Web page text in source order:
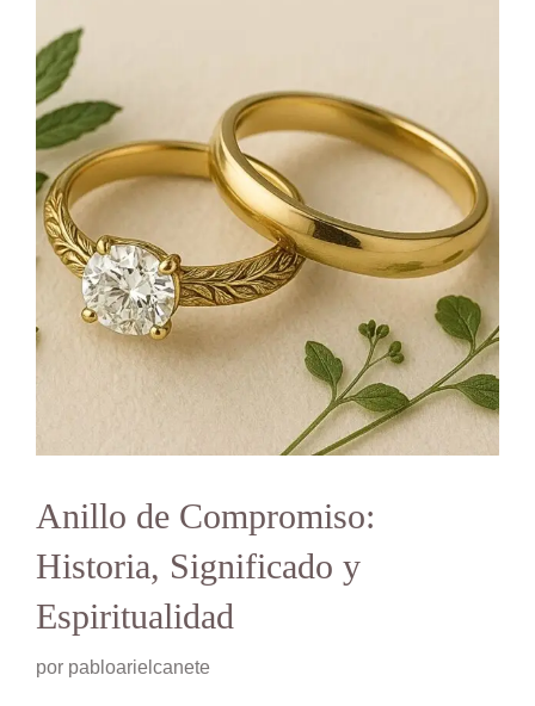
Anillo de Compromiso:
Historia, Significado y
Espiritualidad
por pabloarielcanete